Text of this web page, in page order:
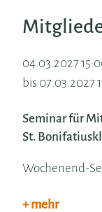
04.03.2027
bis 07.03.2027
Seminar für
St.
Wochenend-
+ mehr